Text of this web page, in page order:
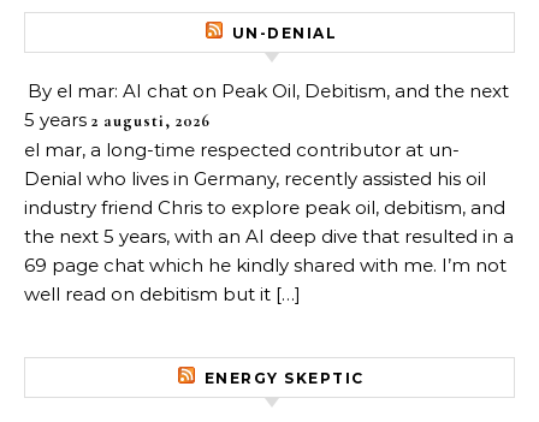
UN-DENIAL
By el mar: AI chat on Peak Oil, Debitism, and the next
5 years 2 augusti, 2026
el mar, a long-time respected contributor at un-
Denial who lives in Germany, recently assisted his oil
industry friend Chris to explore peak oil, debitism, and
the next 5 years, with an AI deep dive that resulted in a
69 page chat which he kindly shared with me. I’m not
well read on debitism but it […]
ENERGY SKEPTIC